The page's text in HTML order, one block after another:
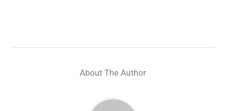
About The Author